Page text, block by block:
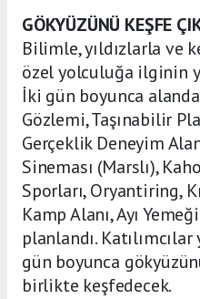
GÖKYÜZÜNÜ KEŞFE
Bilimle, yıldızlarla ve
özel yolculuğa ilginin
İki gün boyunca
Gözlemi, Taşınabilir
Gerçeklik Deneyim
Sineması (Marslı),
Sporları, Oryantiring,
Kamp Alanı, Ayı
planlandı.
gün boyunca
birlikte keşfedecek.